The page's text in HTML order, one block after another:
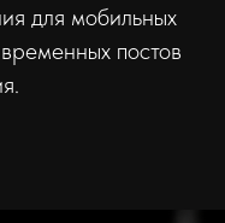
для мобильных
постов